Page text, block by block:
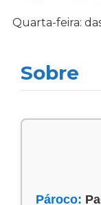
Quarta-feira:
Sobre
Pároco: